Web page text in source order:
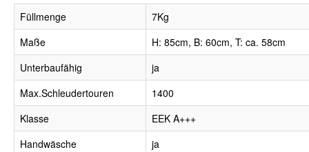
Füllmenge
7Kg
Maße
H: 85cm, B: 60cm, T: ca. 58cm
Unterbaufähig
ja
Max.Schleudertouren
1400
Klasse
EEK A+++
Handwäsche
ja